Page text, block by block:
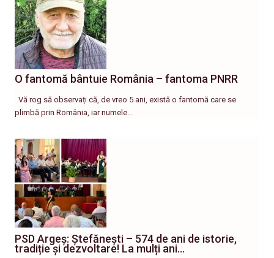
O fantomă bântuie România – fantoma PNRR
Vă rog să observați că, de vreo 5 ani, există o fantomă care se
plimbă prin România, iar numele…
PSD Argeș: Ștefănești – 574 de ani de istorie,
tradiție și dezvoltare! La mulți ani…